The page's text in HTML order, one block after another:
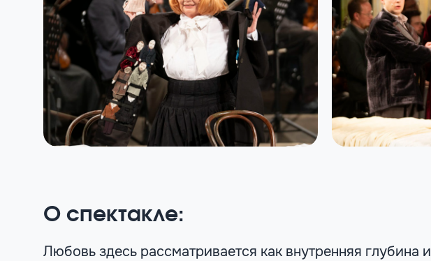
О спектакле:
Любовь здесь рассматривается как внутренняя глубина и